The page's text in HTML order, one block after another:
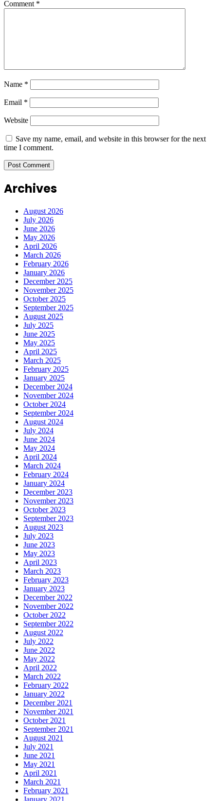
Comment *
Name *
Email *
Website
Save my name, email, and website in this browser for the next
time I comment.
Archives
August 2026
July 2026
June 2026
May 2026
April 2026
March 2026
February 2026
January 2026
December 2025
November 2025
October 2025
September 2025
August 2025
July 2025
June 2025
May 2025
April 2025
March 2025
February 2025
January 2025
December 2024
November 2024
October 2024
September 2024
August 2024
July 2024
June 2024
May 2024
April 2024
March 2024
February 2024
January 2024
December 2023
November 2023
October 2023
September 2023
August 2023
July 2023
June 2023
May 2023
April 2023
March 2023
February 2023
January 2023
December 2022
November 2022
October 2022
September 2022
August 2022
July 2022
June 2022
May 2022
April 2022
March 2022
February 2022
January 2022
December 2021
November 2021
October 2021
September 2021
August 2021
July 2021
June 2021
May 2021
April 2021
March 2021
February 2021
January 2021